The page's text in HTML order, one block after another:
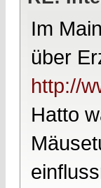
Im
über
http://
Hatto